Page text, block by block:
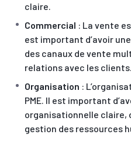
claire.
Commercial : La vente
est important d’avoir
des canaux de vente
relations avec les clients.
Organisation :
PME. Il est important
organisationnelle claire,
gestion des ressources